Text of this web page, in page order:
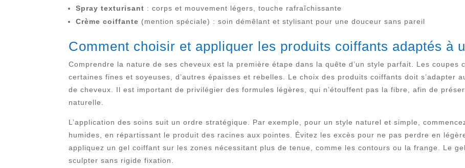
Spray texturisant : corps et mouvement légers, touche rafraîchissante
Crème coiffante (mention spéciale) : soin démêlant et stylisant pour une douceur sans pareil
Comment choisir et appliquer les produits coiffants adaptés à
Comprendre la nature de ses cheveux est la première étape dans la quête d’un style parfait. Les coupes
certaines fines et soyeuses, d’autres épaisses et rebelles. Le choix des produits coiffants doit s’adapter
de cheveux. Il est important de privilégier des formules légères, qui n’étouffent pas la fibre, afin de
naturelle.
L’application des soins suit un ordre stratégique. Par exemple, pour un style naturel et simple,
humides, en répartissant le produit des racines aux pointes. Évitez les excès pour ne pas perdre en
appliquez un gel coiffant sur les zones nécessitant plus de tenue, comme les contours ou la frange. Le
sculpter sans rigide fixation.